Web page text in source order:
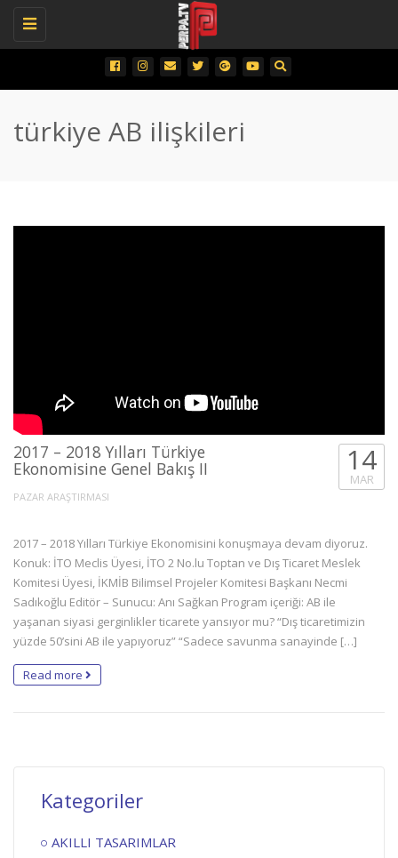
Toggle
türkiye AB ilişkileri
2017 – 2018 Yılları Türkiye
Ekonomisine Genel Bakış II
PAZAR ARAŞTIRMASI
14
MAR
2017 – 2018 Yılları Türkiye Ekonomisini konuşmaya devam diyoruz.
Konuk: İTO Meclis Üyesi, İTO 2 No.lu Toptan ve Dış Ticaret Meslek
Komitesi Üyesi, İKMİB Bilimsel Projeler Komitesi Başkanı Necmi
Sadıkoğlu Editör – Sunucu: Anı Sağkan Program içeriği: AB ile
yaşanan siyasi gerginlikler ticarete yansıyor mu? “Dış ticaretimizin
yüzde 50’sini AB ile yapıyoruz” “Sadece savunma sanayinde […]
Read more
Kategoriler
AKILLI TASARIMLAR